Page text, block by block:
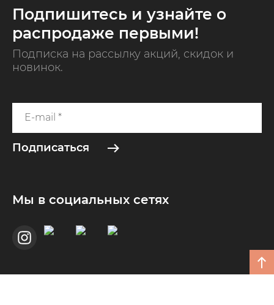
Подпишитесь и узнайте о
распродаже первыми!
Подписка на рассылку акций, скидок и
новинок.
Подписаться
Мы в социальных сетях